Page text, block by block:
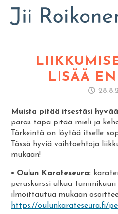
LISÄÄ
Muista pitää itsestäsi
paras tapa pitää mieli ja
Tärkeintä on löytää itselle
Tässä hyviä vaihtoehtoja
mukaan!
• Oulun Karateseura:
peruskurssi alkaa
ilmoittautua mukaan
https://oulunkarateseura.fi/